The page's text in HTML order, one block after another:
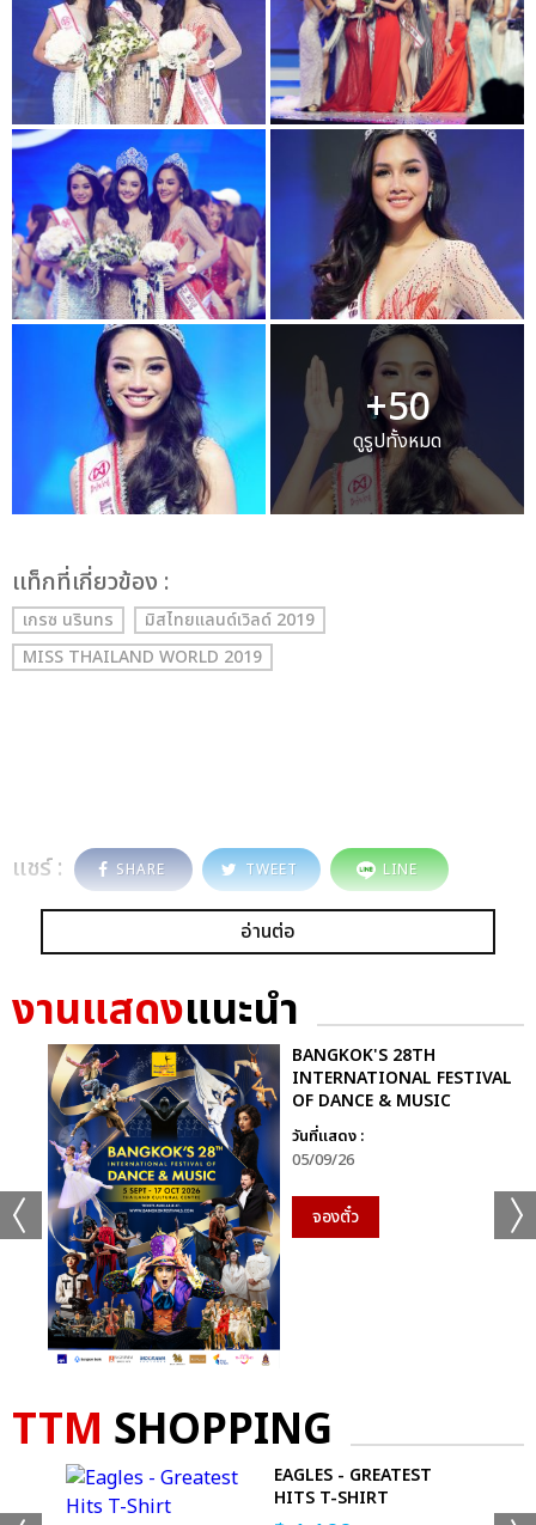
+50
ดูรูปทั้งหมด
เเท็กที่เกี่ยวข้อง :
เกรซ นรินทร
มิสไทยแลนด์เวิลด์ 2019
MISS THAILAND WORLD 2019
แชร์ : SHARE TWEET LINE
อ่านต่อ
งานแสดงแนะนำ
BANGKOK'S 28TH
INTERNATIONAL FESTIVAL
OF DANCE & MUSIC
วันที่แสดง :
05/09/26
จองตั๋ว
TTM SHOPPING
EAGLES - GREATEST
HITS T-SHIRT